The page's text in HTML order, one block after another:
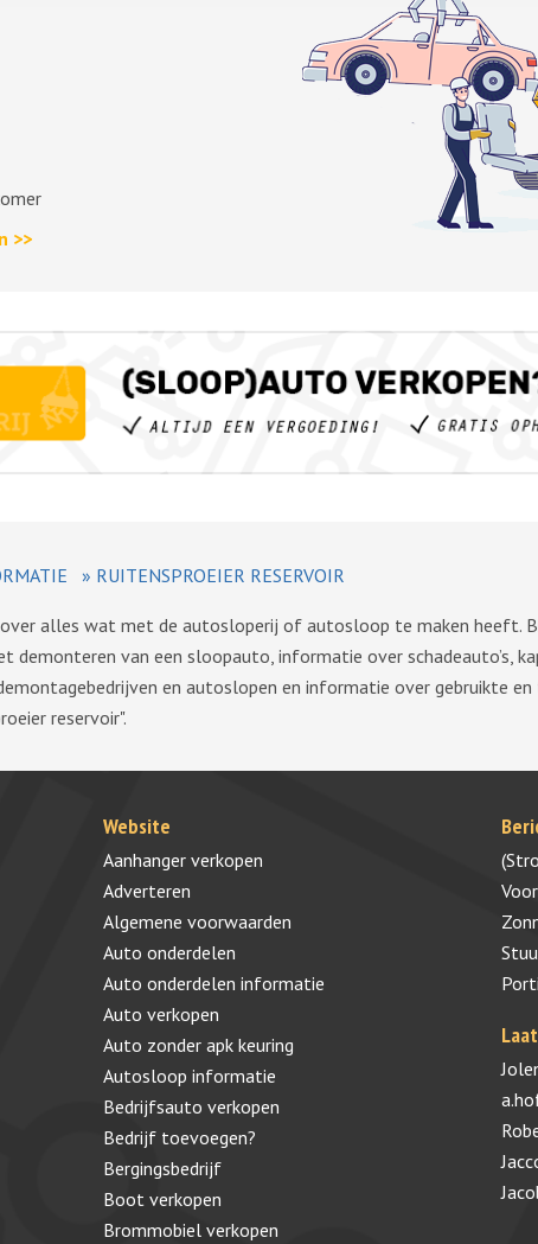
>>
» RUITENSPROEIER RESERVOIR
alles wat met de autosloperij of autosloop te maken heeft.
van een sloopauto, informatie over schadeauto’s,
en autoslopen en informatie over gebruikte
reservoir".
Website
Aanhanger verkopen
Adverteren
Algemene voorwaarden
Auto onderdelen
Auto onderdelen informatie
Auto verkopen
Auto zonder apk keuring
Autosloop informatie
Bedrijfsauto verkopen
Bedrijf toevoegen?
Bergingsbedrijf
Boot verkopen
Brommobiel verkopen